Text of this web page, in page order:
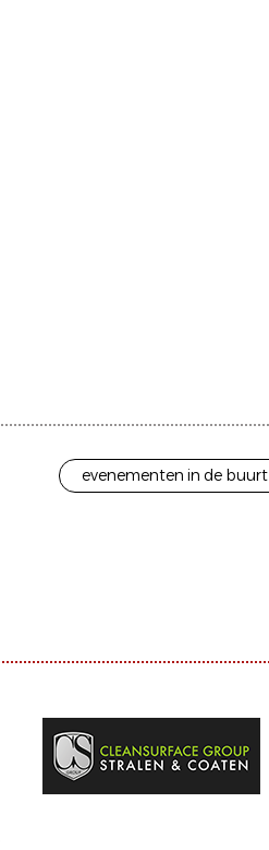
evenementen in de buurt